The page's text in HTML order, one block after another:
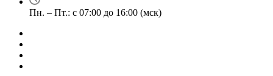
Пн. – Пт.: с 07:00 до 16:00 (мск)